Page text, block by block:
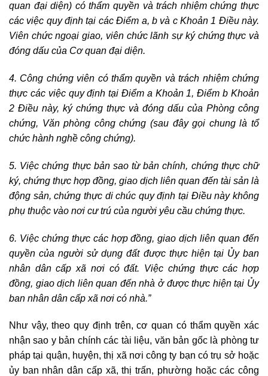
quan đại diện) có thẩm quyền và trách nhiệm chứng thực
các việc quy định tại các Điểm a, b và c Khoản 1 Điều này.
Viên chức ngoại giao, viên chức lãnh sự ký chứng thực và
đóng dấu của Cơ quan đại diện.
4. Công chứng viên có thẩm quyền và trách nhiệm chứng
thực các việc quy định tại Điểm a Khoản 1, Điểm b Khoản
2 Điều này, ký chứng thực và đóng dấu của Phòng công
chứng, Văn phòng công chứng (sau đây gọi chung là tổ
chức hành nghề công chứng).
5. Việc chứng thực bản sao từ bản chính, chứng thực chữ
ký, chứng thực hợp đồng, giao dịch liên quan đến tài sản là
động sản, chứng thực di chúc quy định tại Điều này không
phụ thuộc vào nơi cư trú của người yêu cầu chứng thực.
6. Việc chứng thực các hợp đồng, giao dịch liên quan đến
quyền của người sử dụng đất được thực hiện tại Ủy ban
nhân dân cấp xã nơi có đất. Việc chứng thực các hợp
đồng, giao dịch liên quan đến nhà ở được thực hiện tại Ủy
ban nhân dân cấp xã nơi có nhà.”
Như vậy, theo quy định trên, cơ quan có thẩm quyền xác
nhận sao y bản chính các tài liệu, văn bản gốc là phòng tư
pháp tại quận, huyện, thị xã nơi công ty bạn có trụ sở hoặc
ủy ban nhân dân cấp xã, thị trấn, phường hoặc các công